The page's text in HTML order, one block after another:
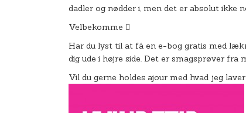
dadler og nødder i, men det er absolut ikke
Velbekomme 
Har du lyst til at få en e-bog gratis med
dig ude i højre side. Det er smagsprøver fra
Vil du gerne holdes ajour med hvad jeg